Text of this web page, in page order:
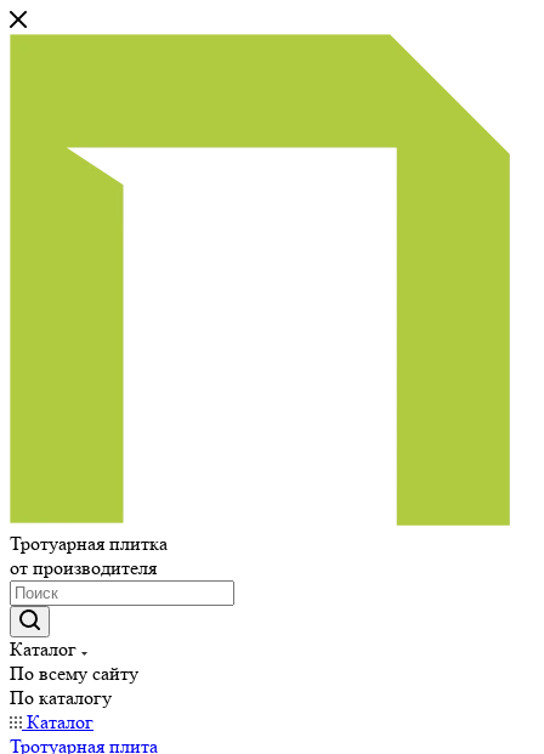
Тротуарная плитка
от производителя
Каталог
По всему сайту
По каталогу
Каталог
Тротуарная плита